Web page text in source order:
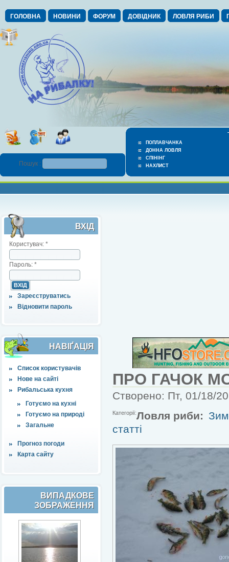
ГОЛОВНА НОВИНИ ФОРУМ ДОВІДНИК ЛОВЛЯ РИБИ
ПОПЛАВЧАНКА
ДОННА ЛОВЛЯ
СПІНІНГ
НАХЛИСТ
Пошук :
ВХІД
Користувач: *
Пароль: *
Зареєструватись
Відновити пароль
НАВІҐАЦІЯ
Список користувачів
Нове на сайті
Рибальська кухня
Готуємо на кухні
Готуємо на природі
Загальне
Прогноз погоди
Карта сайту
ВИПАДКОВЕ
ЗОБРАЖЕННЯ
ПРО ГАЧОК
Створено: Пт, 01/18/
Категорії:Ловля риби:
статті